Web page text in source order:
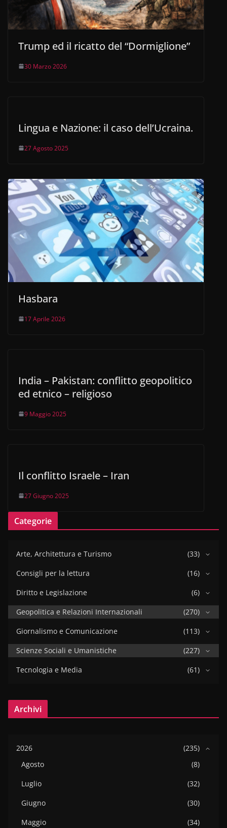
Trump ed il ricatto del “Dormiglione”
30 Marzo 2026
Lingua e Nazione: il caso dell’Ucraina.
27 Agosto 2025
Hasbara
17 Aprile 2026
India – Pakistan: conflitto geopolitico
ed etnico – religioso
9 Maggio 2025
Il conflitto Israele – Iran
27 Giugno 2025
Categorie
Arte, Architettura e Turismo
(33)
Consigli per la lettura
(16)
Diritto e Legislazione
(6)
Geopolitica e Relazioni Internazionali
(270)
Giornalismo e Comunicazione
(113)
Scienze Sociali e Umanistiche
(227)
Tecnologia e Media
(61)
Archivi
2026
(235)
Agosto
(8)
Luglio
(32)
Giugno
(30)
Maggio
(34)